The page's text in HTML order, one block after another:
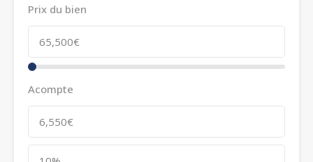
Prix du bien
Acompte